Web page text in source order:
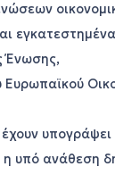
Ένωσης,
Ευρωπαϊκού
υπογράψει
υπό ανάθεση